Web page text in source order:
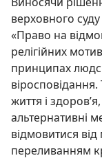
верховного
«Право на
релігійних
принципах
життя і
альтернативні
відмовитися
переливанням